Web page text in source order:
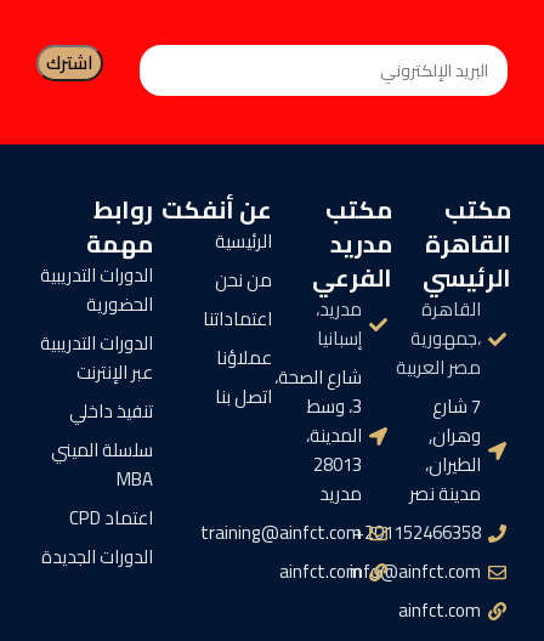
مكتب
القاهرة
الرئيسي
القاهرة
،جمهورية
مصر العربية
7 شارع
وهران,
الطيران،
مدينة نصر
201152466358+
info@ainfct.com
ainfct.com
مكتب
مدريد
الفرعي
مدريد،
إسبانيا
شارع الصحة،
3، وسط
المدينة،
28013
مدريد
training@ainfct.com
ainfct.com
عن أنفكت
الرئيسية
من نحن
اعتماداتنا
عملاؤنا
اتصل بنا
روابط
مهمة
الدورات التدريبية
الحضورية
الدورات التدريبية
عبر الإنترنت
تنفيذ داخلي
سلسلة الميني
MBA
اعتماد CPD
الدورات الجديدة